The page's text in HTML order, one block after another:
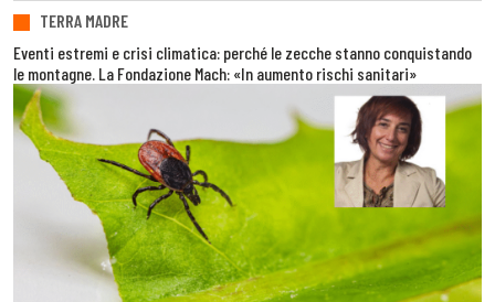
TERRA MADRE
Eventi estremi e crisi climatica: perché le zecche stanno conquistando
le montagne. La Fondazione Mach: «In aumento rischi sanitari»